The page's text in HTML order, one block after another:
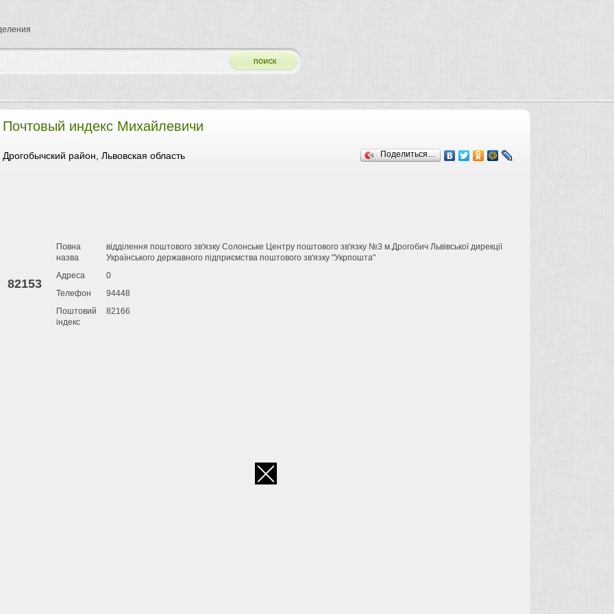
Почтовый индекс Михайлевичи
Поделиться…
Дрогобычский район, Львовская область
82153
Повна
назва
відділення поштового зв'язку Солонське Центру поштового зв'язку №3 м.Дрогобич Львівської дирекції
Українського державного підприємства поштового зв'язку "Укрпошта"
Адреса
0
Телефон
94448
Поштовий
індекс
82166